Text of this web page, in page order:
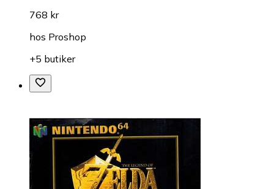
768 kr
hos Proshop
+5 butiker